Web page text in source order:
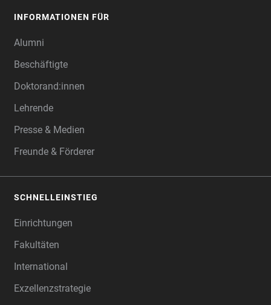
INFORMATIONEN FÜR
Alumni
Beschäftigte
Doktorand:innen
Lehrende
Presse & Medien
Freunde & Förderer
SCHNELLEINSTIEG
Einrichtungen
Fakultäten
International
Exzellenzstrategie